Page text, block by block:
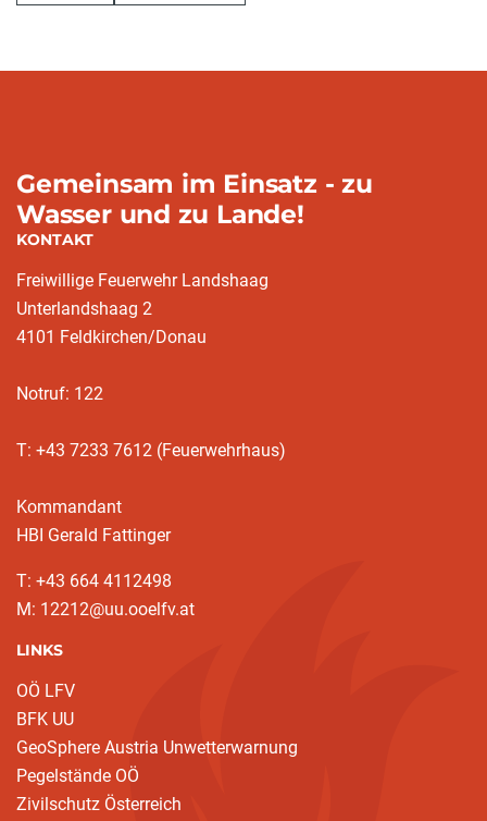
Gemeinsam im Einsatz - zu
Wasser und zu Lande!
KONTAKT
Freiwillige Feuerwehr Landshaag
Unterlandshaag 2
4101 Feldkirchen/Donau
Notruf: 122
T: +43 7233 7612 (Feuerwehrhaus)
Kommandant
HBI Gerald Fattinger
T: +43 664 4112498
M: 12212@uu.ooelfv.at
LINKS
OÖ LFV
BFK UU
GeoSphere Austria Unwetterwarnung
Pegelstände OÖ
Zivilschutz Österreich